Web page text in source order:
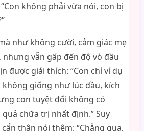
không phải vừa nói, con bị
như không cười, cảm giác mẹ
nhưng vẫn gấp đến độ vò đầu
được giải thích: “Con chỉ ví dụ
không giống như lúc đầu, kích
con tuyệt đối không có
quả chữa trị nhất định.” Suy
thận nói thêm: “Chẳng qua,